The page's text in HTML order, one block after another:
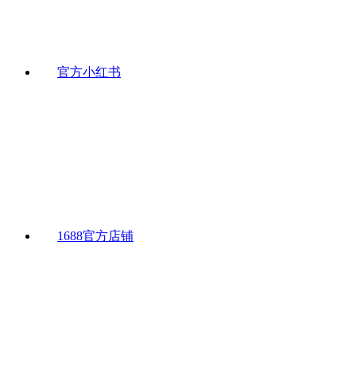
官方小红书
1688官方店铺